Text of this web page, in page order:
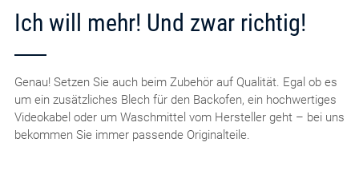
Ich will mehr! Und zwar richtig!
Genau! Setzen Sie auch beim Zubehör auf Qualität. Egal ob es
um ein zusätzliches Blech für den Backofen, ein hochwertiges
Videokabel oder um Waschmittel vom Hersteller geht – bei uns
bekommen Sie immer passende Originalteile.